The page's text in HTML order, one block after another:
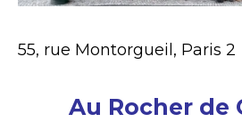
55, rue Montorgueil, Paris 2
Au Rocher de